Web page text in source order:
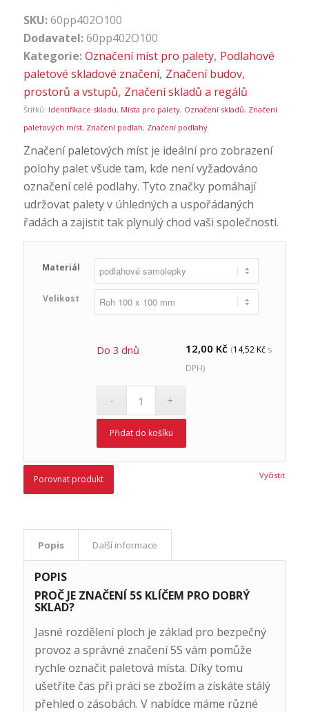
SKU:60pp402O100
Dodavatel:60pp402O100
Kategorie:Označení míst pro palety, Podlahové
paletové skladové značení, Značení budov,
prostorů a vstupů, Značení skladů a regálů
Štítků: Identifikace skladu, Místa pro palety, Označení skladů, Značení
paletových míst, Značení podlah, Značení podlahy
Značení paletových míst je ideální pro zobrazení
polohy palet všude tam, kde není vyžadováno
označení celé podlahy. Tyto značky pomáhají
udržovat palety v úhledných a uspořádaných
řadách a zajistit tak plynulý chod vaši společnosti.
Materiál
Velikost
Vyčistit
12,00 Kč (14,52Kč s
DPH)
Do 3 dnů
Přidat do košíku
Porovnat produkt
Popis Další informace
POPIS
PROČ JE ZNAČENÍ 5S KLÍČEM PRO DOBRÝ
SKLAD?
Jasné rozdělení ploch je základ pro bezpečný
provoz a správné značení 5S vám pomůže
rychle označit paletová místa. Díky tomu
ušetříte čas při práci se zbožím a získáte stálý
přehled o zásobách. V nabídce máme různé